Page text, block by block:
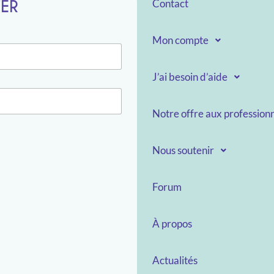
Contact
Mon compte
J’ai besoin d’aide
Notre offre aux
Nous soutenir
Forum
À propos
Actualités